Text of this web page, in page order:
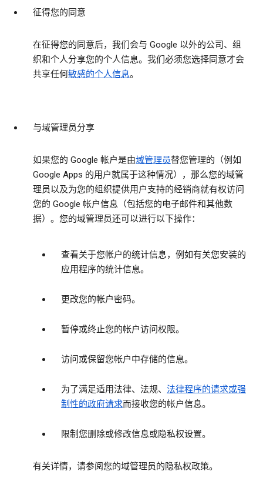
征得您的同意
在征得您的同意后，我们会与 Google 以外的公司、组
织和个人分享您的个人信息。我们必须您选择同意才会
共享任何敏感的个人信息。
与域管理员分享
如果您的 Google 帐户是由域管理员替您管理的（例如
Google Apps 的用户就属于这种情况），那么您的域管
理员以及为您的组织提供用户支持的经销商就有权访问
您的 Google 帐户信息（包括您的电子邮件和其他数
据）。您的域管理员还可以进行以下操作：
查看关于您帐户的统计信息，例如有关您安装的
应用程序的统计信息。
更改您的帐户密码。
暂停或终止您的帐户访问权限。
访问或保留您帐户中存储的信息。
为了满足适用法律、法规、 法律程序的请求或强
制性的政府请求而接收您的帐户信息。
限制您删除或修改信息或隐私权设置。
有关详情，请参阅您的域管理员的隐私权政策。